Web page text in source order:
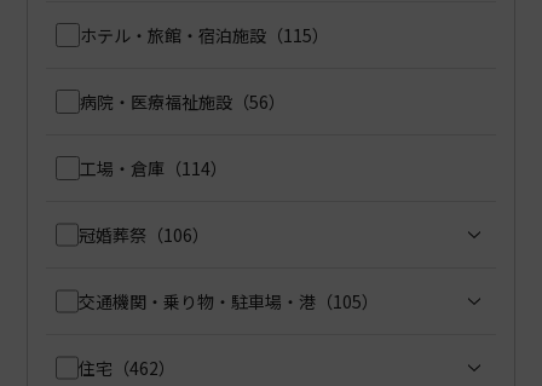
ホテル・旅館・宿泊施設 （115）
病院・医療福祉施設 （56）
工場・倉庫 （114）
冠婚葬祭 （106）
交通機関・乗り物・駐車場・港 （105）
住宅 （462）